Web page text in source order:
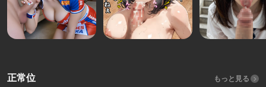
正常位 もっと見る